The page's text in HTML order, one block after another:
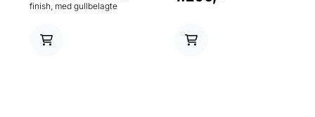
finish, med gullbelagte
20 l Materiale rustfritt stål